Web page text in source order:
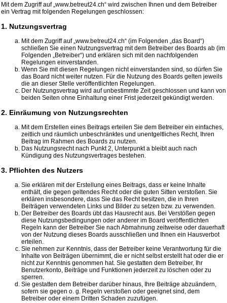
Mit dem Zugriff auf „www.betreut24.ch“ wird zwischen Ihnen und dem Betreiber
ein Vertrag mit folgenden Regelungen geschlossen:
1. Nutzungsvertrag
Mit dem Zugriff auf „www.betreut24.ch“ (im Folgenden „das Board“)
schließen Sie einen Nutzungsvertrag mit dem Betreiber des Boards ab (im
Folgenden „Betreiber“) und erklären sich mit den nachfolgenden
Regelungen einverstanden.
Wenn Sie mit diesen Regelungen nicht einverstanden sind, so dürfen Sie
das Board nicht weiter nutzen. Für die Nutzung des Boards gelten jeweils
die an dieser Stelle veröffentlichten Regelungen.
Der Nutzungsvertrag wird auf unbestimmte Zeit geschlossen und kann von
beiden Seiten ohne Einhaltung einer Frist jederzeit gekündigt werden.
2. Einräumung von Nutzungsrechten
Mit dem Erstellen eines Beitrags erteilen Sie dem Betreiber ein einfaches,
zeitlich und räumlich unbeschränktes und unentgeltliches Recht, Ihren
Beitrag im Rahmen des Boards zu nutzen.
Das Nutzungsrecht nach Punkt 2, Unterpunkt a bleibt auch nach
Kündigung des Nutzungsvertrages bestehen.
3. Pflichten des Nutzers
Sie erklären mit der Erstellung eines Beitrags, dass er keine Inhalte
enthält, die gegen geltendes Recht oder die guten Sitten verstoßen. Sie
erklären insbesondere, dass Sie das Recht besitzen, die in Ihren
Beiträgen verwendeten Links und Bilder zu setzen bzw. zu verwenden.
Der Betreiber des Boards übt das Hausrecht aus. Bei Verstößen gegen
diese Nutzungsbedingungen oder anderer im Board veröffentlichten
Regeln kann der Betreiber Sie nach Abmahnung zeitweise oder dauerhaft
von der Nutzung dieses Boards ausschließen und Ihnen ein Hausverbot
erteilen.
Sie nehmen zur Kenntnis, dass der Betreiber keine Verantwortung für die
Inhalte von Beiträgen übernimmt, die er nicht selbst erstellt hat oder die er
nicht zur Kenntnis genommen hat. Sie gestatten dem Betreiber, Ihr
Benutzerkonto, Beiträge und Funktionen jederzeit zu löschen oder zu
sperren.
Sie gestatten dem Betreiber darüber hinaus, Ihre Beiträge abzuändern,
sofern sie gegen o. g. Regeln verstoßen oder geeignet sind, dem
Betreiber oder einem Dritten Schaden zuzufügen.